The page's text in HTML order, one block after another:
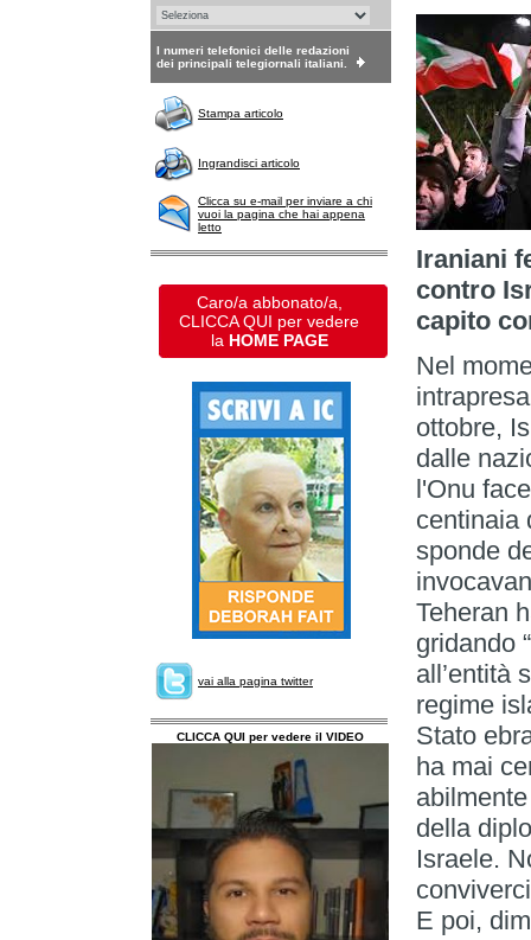
I numeri telefonici delle redazioni
dei principali telegiornali italiani.
Stampa articolo
Ingrandisci articolo
Clicca su e-mail per inviare a chi
vuoi la pagina che hai appena
letto
Caro/a abbonato/a,
CLICCA QUI per vedere
la HOME PAGE
vai alla pagina twitter
CLICCA QUI per vedere il VIDEO
Iraniani
contro
capito
Nel
ottobre,
dalle
l'Onu
centinaia
sponde
Teheran
gridando
all’entità
regime
Stato
ha mai
della
Israele.
E poi,